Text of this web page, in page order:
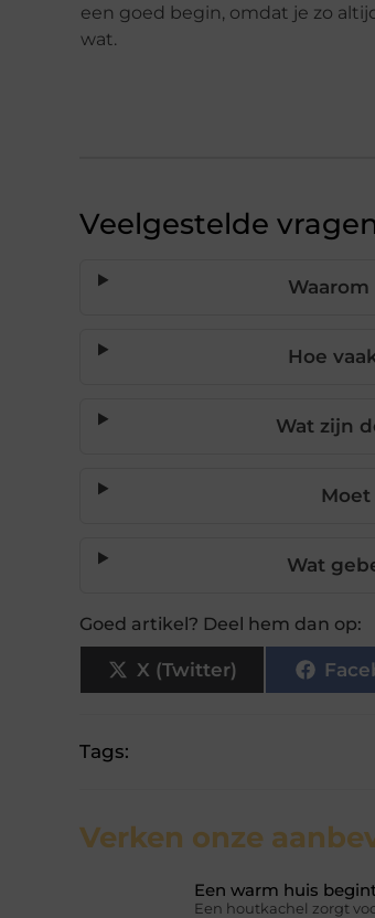
een goed begin, omdat je zo
wat.
Veelgestelde
Hoe
Wat zijn
Wat
Goed artikel? Deel hem dan op:
X (Twitter)
Tags:
Verken onze
Een warm huis
Een houtkachel zorgt